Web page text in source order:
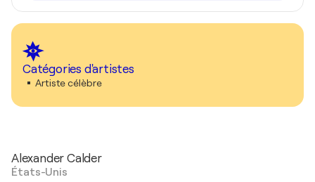
Catégories d'artistes
Artiste célèbre
Alexander Calder
États-Unis